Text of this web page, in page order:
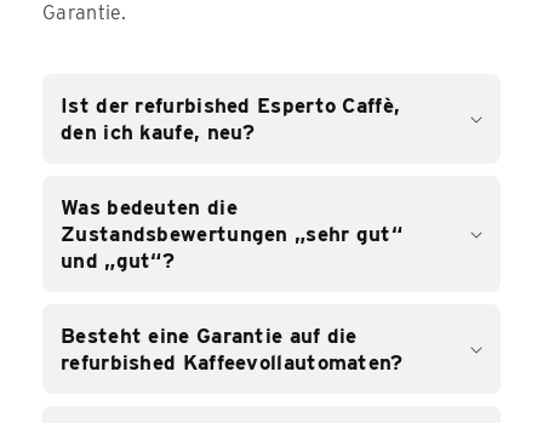
Garantie.
Ist der refurbished Esperto Caffè,
den ich kaufe, neu?
Was bedeuten die
Zustandsbewertungen „sehr gut“
und „gut“?
Besteht eine Garantie auf die
refurbished Kaffeevollautomaten?